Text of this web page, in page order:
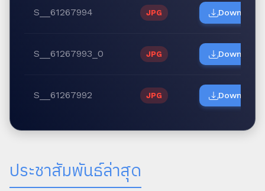
S__61267994 JPG Download
S__61267993_0 JPG Download
S__61267992 JPG Download
ประชาสัมพันธ์ล่าสุด